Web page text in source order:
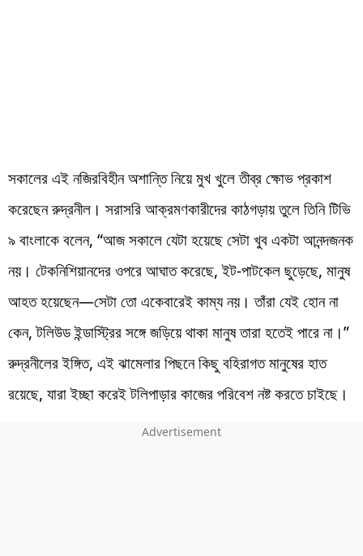
সকালের এই নজিরবিহীন অশান্তি নিয়ে মুখ খুলে তীব্র ক্ষোভ প্রকাশ
করেছেন রুদ্রনীল। সরাসরি আক্রমণকারীদের কাঠগড়ায় তুলে তিনি টিভি
৯ বাংলাকে বলেন, “আজ সকালে যেটা হয়েছে সেটা খুব একটা আনন্দজনক
নয়। টেকনিশিয়ানদের ওপরে আঘাত করেছে, ইট-পাটকেল ছুড়েছে, মানুষ
আহত হয়েছেন—সেটা তো একেবারেই কাম্য নয়। তাঁরা যেই হোন না
কেন, টলিউড ইন্ডাস্ট্রির সঙ্গে জড়িয়ে থাকা মানুষ তারা হতেই পারে না।”
রুদ্রনীলের ইঙ্গিত, এই ঝামেলার পিছনে কিছু বহিরাগত মানুষের হাত
রয়েছে, যারা ইচ্ছা করেই টলিপাড়ার কাজের পরিবেশ নষ্ট করতে চাইছে।